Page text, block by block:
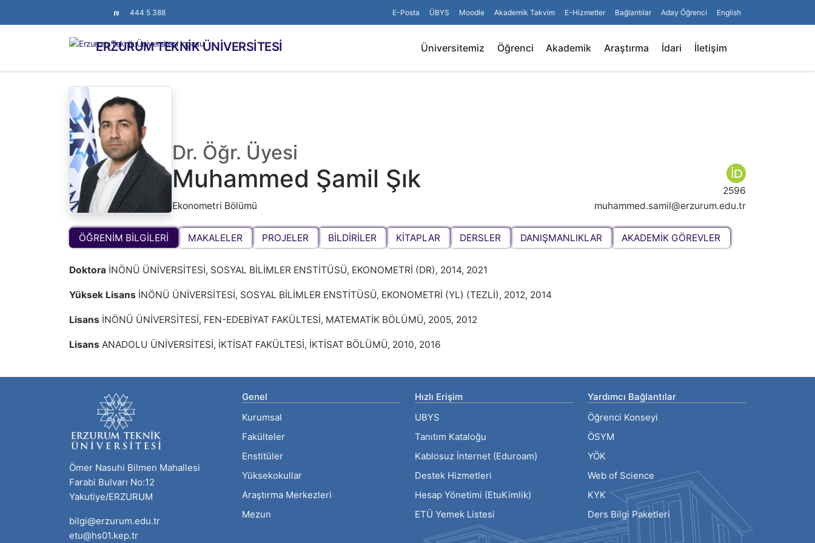
444 5 388 E-Posta ÜBYS Moodle Akademik Takvim E-Hizmetler Bağlantılar Aday Öğrenci English
ERZURUM TEKNİK ÜNİVERSİTESİ Üniversitemiz Öğrenci Akademik Araştırma İdari İletişim
Dr. Öğr. Üyesi
Muhammed Şamil Şık
Ekonometri Bölümü
2596
muhammed.samil@erzurum.edu.tr
ÖĞRENİM BİLGİLERİ MAKALELER PROJELER BİLDİRİLER KİTAPLAR DERSLER DANIŞMANLIKLAR AKADEMİK GÖREVLER
Doktora İNÖNÜ ÜNİVERSİTESİ, SOSYAL BİLİMLER ENSTİTÜSÜ, EKONOMETRİ (DR), 2014, 2021
Yüksek Lisans İNÖNÜ ÜNİVERSİTESİ, SOSYAL BİLİMLER ENSTİTÜSÜ, EKONOMETRİ (YL) (TEZLİ), 2012, 2014
Lisans İNÖNÜ ÜNİVERSİTESİ, FEN-EDEBİYAT FAKÜLTESİ, MATEMATİK BÖLÜMÜ, 2005, 2012
Lisans ANADOLU ÜNİVERSİTESİ, İKTİSAT FAKÜLTESİ, İKTİSAT BÖLÜMÜ, 2010, 2016
Ömer Nasuhi Bilmen Mahallesi
Farabi Bulvarı No:12
Yakutiye/ERZURUM
bilgi@erzurum.edu.tr
etu@hs01.kep.tr
Genel
Kurumsal
Fakülteler
Enstitüler
Yüksekokullar
Araştırma Merkezleri
Mezun
Hızlı Erişim
UBYS
Tanıtım Kataloğu
Kablosuz İnternet (Eduroam)
Destek Hizmetleri
Hesap Yönetimi (EtuKimlik)
ETÜ Yemek Listesi
Yardımcı Bağlantılar
Öğrenci Konseyi
ÖSYM
YÖK
Web of Science
KYK
Ders Bilgi Paketleri